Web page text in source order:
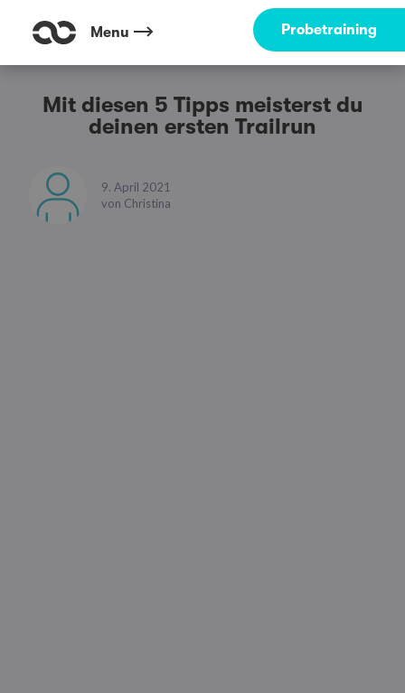
Menu Probetraining
Mit diesen 5 Tipps meisterst du
deinen ersten Trailrun
9. April 2021
von Christina